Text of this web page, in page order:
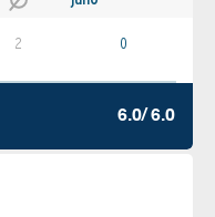
2 0
6.0/ 6.0